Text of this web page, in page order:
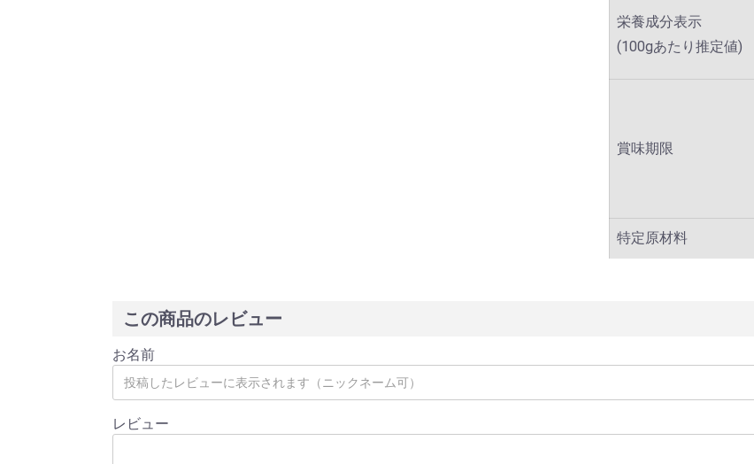
栄養成分表示
(100gあたり推定値)
賞味期限
特定原材料
この商品のレビュー
お名前
レビュー